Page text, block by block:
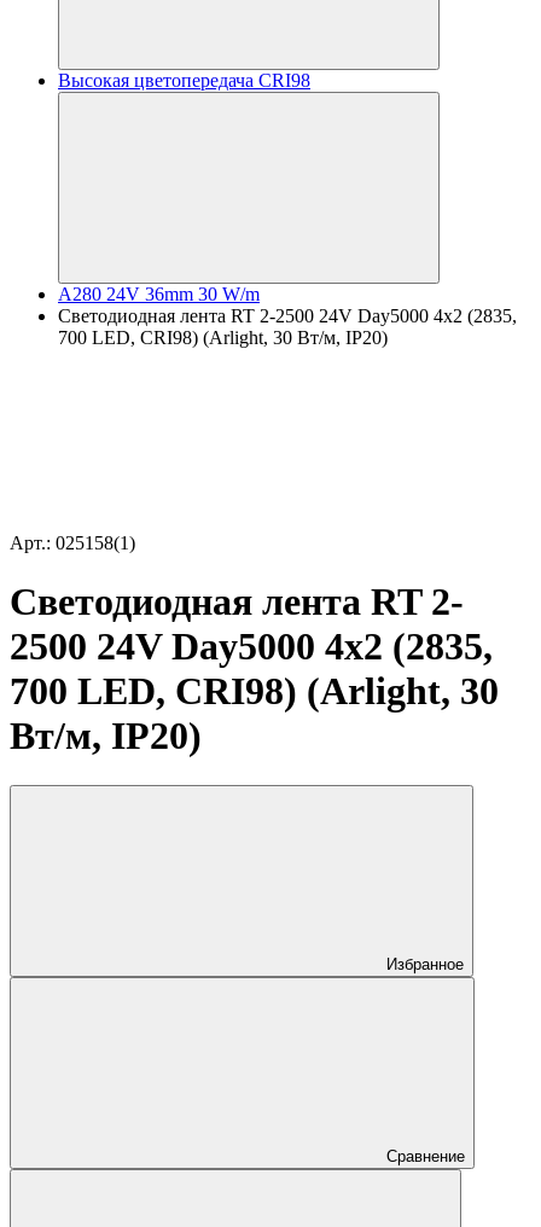
Высокая цветопередача CRI98
A280 24V 36mm 30 W/m
Светодиодная лента RT 2-2500 24V Day5000 4x2 (2835,
700 LED, CRI98) (Arlight, 30 Вт/м, IP20)
Арт.: 025158(1)
Светодиодная лента RT 2-
2500 24V Day5000 4x2 (2835,
700 LED, CRI98) (Arlight, 30
Вт/м, IP20)
Избранное
Сравнение